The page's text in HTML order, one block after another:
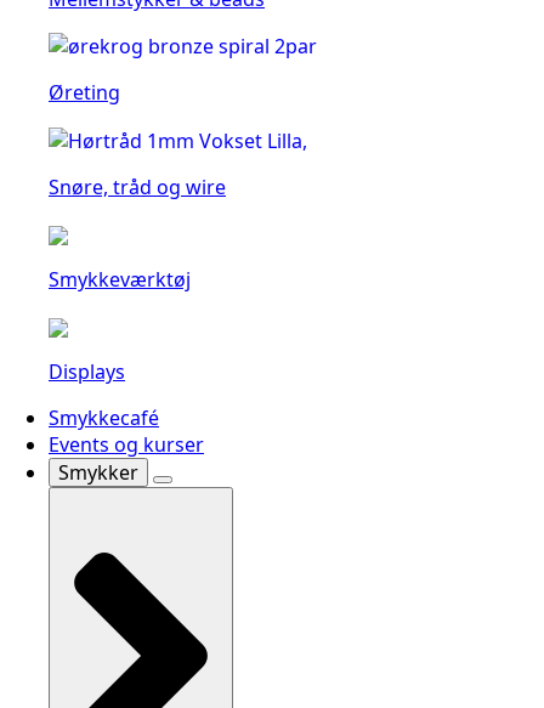
Øreting
Snøre, tråd og wire
Smykkeværktøj
Displays
Smykkecafé
Events og kurser
Smykker